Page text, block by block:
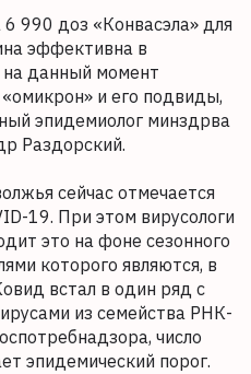
6 990 доз «Конвасэла» для
эффективна в
на данный момент
и его подвиды,
эпидемиолог минздрва
Раздорский.
сейчас отмечается
19. При этом вирусологи
это на фоне сезонного
которого являются, в
встал в один ряд с
из семейства РНК-
число
эпидемический порог.